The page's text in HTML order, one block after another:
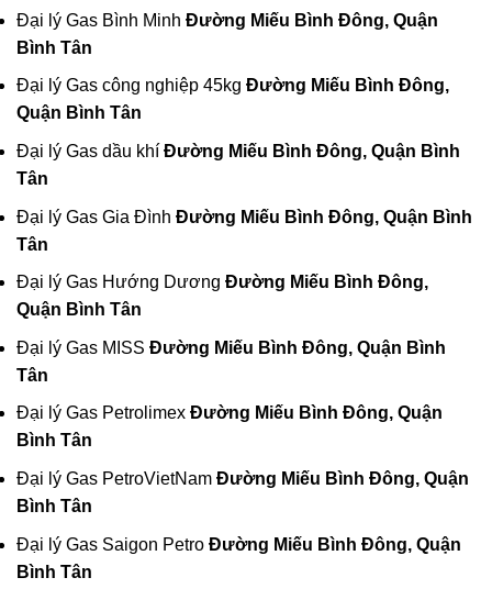
Đại lý Gas Bình Minh Đường Miếu Bình Đông, Quận
Bình Tân
Đại lý Gas công nghiệp 45kg Đường Miếu Bình Đông,
Quận Bình Tân
Đại lý Gas dầu khí Đường Miếu Bình Đông, Quận Bình
Tân
Đại lý Gas Gia Đình Đường Miếu Bình Đông, Quận Bình
Tân
Đại lý Gas Hướng Dương Đường Miếu Bình Đông,
Quận Bình Tân
Đại lý Gas MISS Đường Miếu Bình Đông, Quận Bình
Tân
Đại lý Gas Petrolimex Đường Miếu Bình Đông, Quận
Bình Tân
Đại lý Gas PetroVietNam Đường Miếu Bình Đông, Quận
Bình Tân
Đại lý Gas Saigon Petro Đường Miếu Bình Đông, Quận
Bình Tân